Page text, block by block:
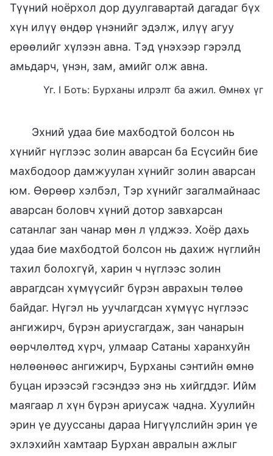
Түүний ноёрхол дор дуулгавартай дагадаг бүх
хүн илүү өндөр үнэнийг эдэлж, илүү агуу
ерөөлийг хүлээн авна. Тэд үнэхээр гэрэлд
амьдарч, үнэн, зам, амийг олж авна.
Үг. I Боть: Бурханы илрэлт ба ажил. Өмнөх үг
Эхний удаа бие махбодтой болсон нь
хүнийг нүглээс золин аварсан ба Есүсийн бие
махбодоор дамжуулан хүнийг золин аварсан
юм. Өөрөөр хэлбэл, Тэр хүнийг загалмайнаас
аварсан боловч хүний дотор завхарсан
сатанлаг зан чанар мөн л үлджээ. Хоёр дахь
удаа бие махбодтой болсон нь дахиж нүглийн
тахил болохгүй, харин ч нүглээс золин
аврагдсан хүмүүсийг бүрэн аврахын төлөө
байдаг. Нүгэл нь уучлагдсан хүмүүс нүглээс
ангижирч, бүрэн ариусгагдаж, зан чанарын
өөрчлөлтөд хүрч, улмаар Сатаны харанхуйн
нөлөөнөөс ангижирч, Бурханы сэнтийн өмнө
буцан ирээсэй гэсэндээ энэ нь хийгддэг. Ийм
маягаар л хүн бүрэн ариусаж чадна. Хуулийн
эрин үе дууссаны дараа Нигүүлслийн эрин үе
эхлэхийн хамтаар Бурхан авралын ажлыг